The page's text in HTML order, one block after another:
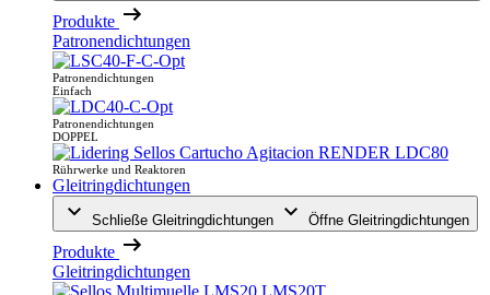
Produkte
Patronendichtungen
Patronendichtungen
Einfach
Patronendichtungen
DOPPEL
Rührwerke und Reaktoren
Gleitringdichtungen
Schließe Gleitringdichtungen Öffne Gleitringdichtungen
Produkte
Gleitringdichtungen